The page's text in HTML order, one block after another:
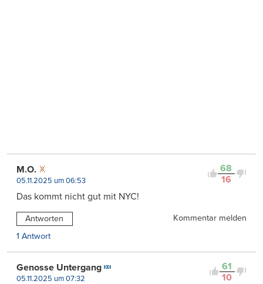
68
16
M.O.
05.11.2025 um 06:53
Das kommt nicht gut mit NYC!
Antworten
Kommentar melden
1 Antwort
61
10
Genosse Untergang
05.11.2025 um 07:32